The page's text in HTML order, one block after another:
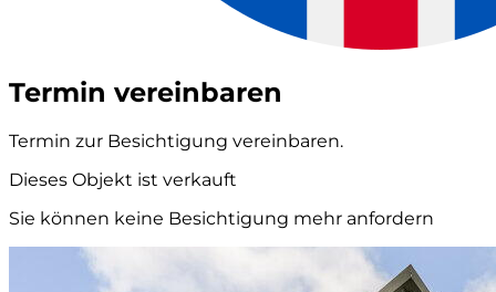
Termin vereinbaren
Termin zur Besichtigung vereinbaren.
Dieses Objekt ist verkauft
Sie können keine Besichtigung mehr anfordern